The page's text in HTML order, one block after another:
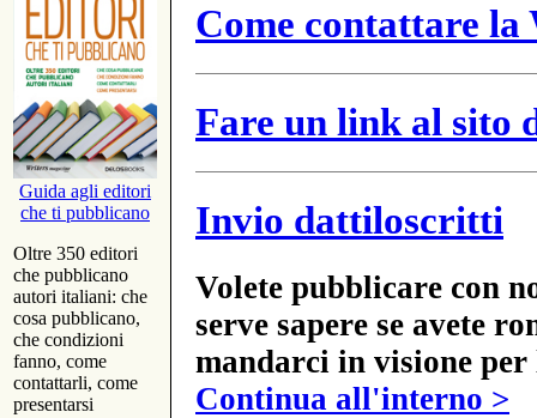
Guida agli editori
che ti pubblicano
Oltre 350 editori
che pubblicano
autori italiani: che
cosa pubblicano,
che condizioni
fanno, come
contattarli, come
presentarsi
Come contattare
Fare un link al sito
Invio dattiloscritti
Volete pubblicare con
serve sapere se avete
mandarci in visione
Continua all'interno >